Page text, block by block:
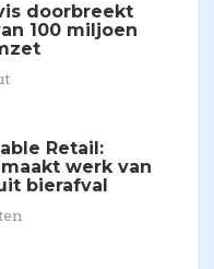
doorbreekt
100 miljoen
Retail:
werk van
bierafval